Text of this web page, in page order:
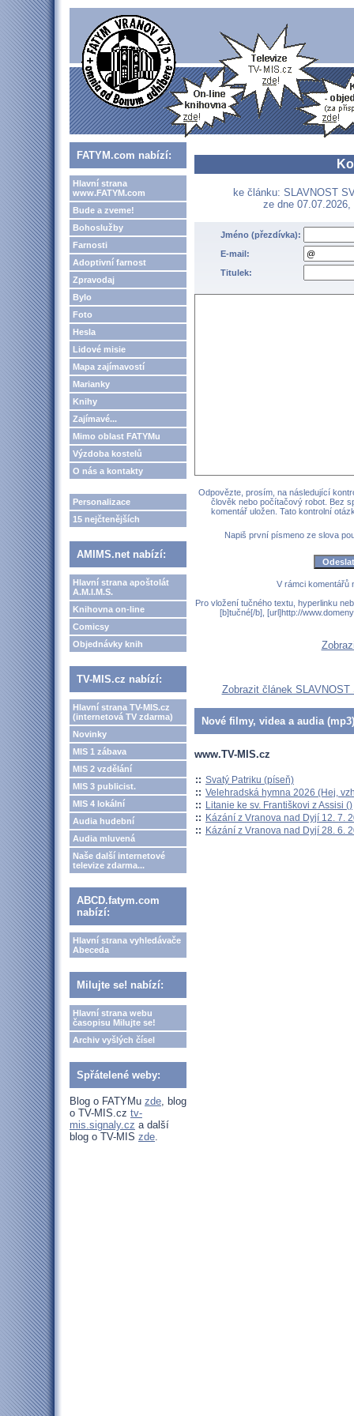
FATYM.com nabízí:
Hlavní strana
www.FATYM.com
Bude a zveme!
Bohoslužby
Farnosti
Adoptivní farnost
Zpravodaj
Bylo
Foto
Hesla
Lidové misie
Mapa zajímavostí
Marianky
Knihy
Zajímavé...
Mimo oblast FATYMu
Výzdoba kostelů
O nás a kontakty
Personalizace
15 nejčtenějších
AMIMS.net nabízí:
Hlavní strana apoštolát
A.M.I.M.S.
Knihovna on-line
Comicsy
Objednávky knih
TV-MIS.cz nabízí:
Hlavní strana TV-MIS.cz
(internetová TV zdarma)
Novinky
MIS 1 zábava
MIS 2 vzdělání
MIS 3 publicist.
MIS 4 lokální
Audia hudební
Audia mluvená
Naše další internetové
televize zdarma...
ABCD.fatym.com
nabízí:
Hlavní strana vyhledávače
Abeceda
Milujte se! nabízí:
Hlavní strana webu
časopisu Milujte se!
Archiv vyšlých čísel
Spřátelené weby:
Blog o FATYMu zde, blog
o TV-MIS.cz tv-
mis.signaly.cz a další
blog o TV-MIS zde.
ke článku: SLAVNOST
ze dne
Jméno (přezdívka):
E-mail:
Titulek:
Odpovězte, prosím, na následující
člověk nebo počítačový robot. Bez
komentář uložen. Tato kontrolní
Napiš první písmeno ze slova
V rámci komentářů
Pro vložení tučného textu, hyperlinku
[b]tučné[/b], [url]http://
Zobrazit článek SLAVNOST
Nové filmy, videa a audia
www.TV-MIS.cz
:: Svatý Patriku (píseň)
:: Velehradská hymna 2026 (Hej,
:: Litanie ke sv. Františkovi z Assisi ()
:: Kázání z Vranova nad Dyjí 12. 7.
:: Kázání z Vranova nad Dyjí 28. 6.